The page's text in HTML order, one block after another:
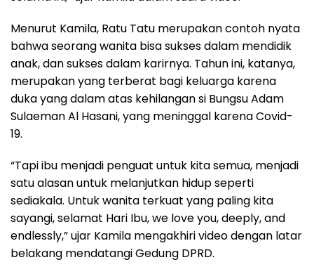
Menurut Kamila, Ratu Tatu merupakan contoh nyata
bahwa seorang wanita bisa sukses dalam mendidik
anak, dan sukses dalam karirnya. Tahun ini, katanya,
merupakan yang terberat bagi keluarga karena
duka yang dalam atas kehilangan si Bungsu Adam
Sulaeman Al Hasani, yang meninggal karena Covid-
19.
“Tapi ibu menjadi penguat untuk kita semua, menjadi
satu alasan untuk melanjutkan hidup seperti
sediakala. Untuk wanita terkuat yang paling kita
sayangi, selamat Hari Ibu, we love you, deeply, and
endlessly,” ujar Kamila mengakhiri video dengan latar
belakang mendatangi Gedung DPRD.